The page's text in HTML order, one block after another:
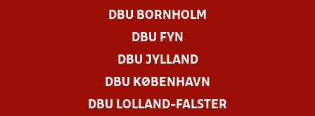
DBU BORNHOLM
DBU FYN
DBU JYLLAND
DBU KØBENHAVN
DBU LOLLAND-FALSTER